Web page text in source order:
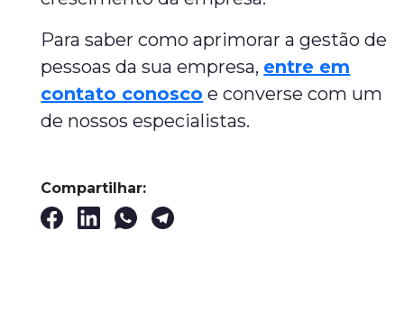
Para saber como aprimorar a gestão de
pessoas da sua empresa, entre em
contato conosco e converse com um
de nossos especialistas.
Compartilhar: